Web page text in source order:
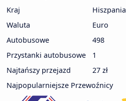
Kraj
Hiszpania
Waluta
Euro
Autobusowe
498
Przystanki autobusowe
1
Najtańszy przejazd
27 zł
Najpopularniejsze Przewoźnicy